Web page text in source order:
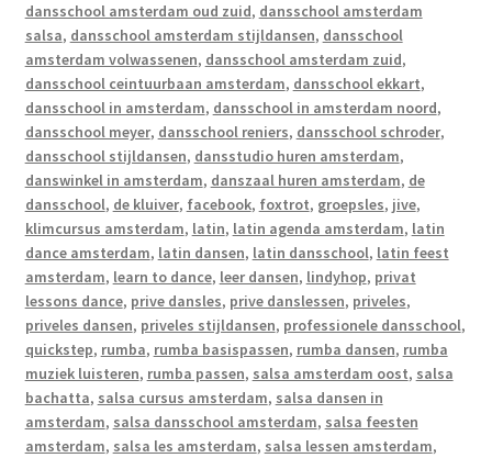
dansschool amsterdam oud zuid, dansschool amsterdam
salsa, dansschool amsterdam stijldansen, dansschool
amsterdam volwassenen, dansschool amsterdam zuid,
dansschool ceintuurbaan amsterdam, dansschool ekkart,
dansschool in amsterdam, dansschool in amsterdam noord,
dansschool meyer, dansschool reniers, dansschool schroder,
dansschool stijldansen, dansstudio huren amsterdam,
danswinkel in amsterdam, danszaal huren amsterdam, de
dansschool, de kluiver, facebook, foxtrot, groepsles, jive,
klimcursus amsterdam, latin, latin agenda amsterdam, latin
dance amsterdam, latin dansen, latin dansschool, latin feest
amsterdam, learn to dance, leer dansen, lindyhop, privat
lessons dance, prive dansles, prive danslessen, priveles,
priveles dansen, priveles stijldansen, professionele dansschool,
quickstep, rumba, rumba basispassen, rumba dansen, rumba
muziek luisteren, rumba passen, salsa amsterdam oost, salsa
bachatta, salsa cursus amsterdam, salsa dansen in
amsterdam, salsa dansschool amsterdam, salsa feesten
amsterdam, salsa les amsterdam, salsa lessen amsterdam,